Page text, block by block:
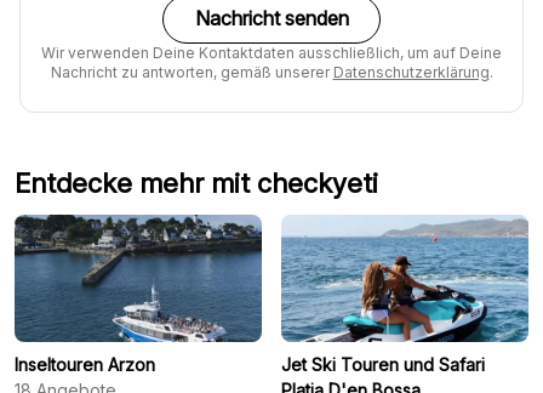
Nachricht senden
Wir verwenden Deine Kontaktdaten ausschließlich, um auf Deine
Nachricht zu antworten, gemäß unserer Datenschutzerklärung.
Entdecke mehr mit checkyeti
Inseltouren Arzon
Jet Ski Touren und Safari